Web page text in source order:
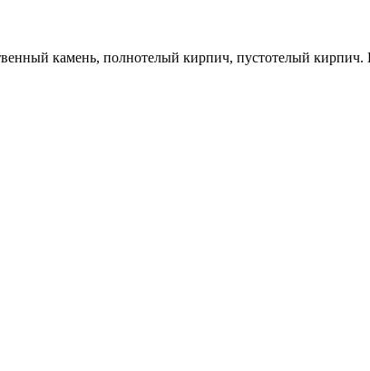
камень, полнотелый кирпич, пустотелый